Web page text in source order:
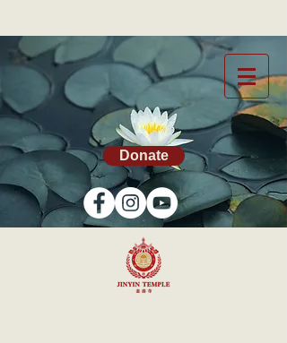
Donate